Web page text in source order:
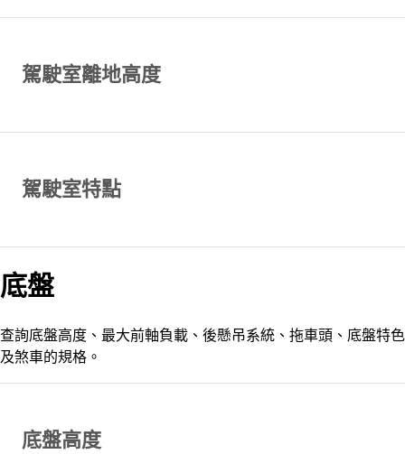
駕駛室離地高度
駕駛室特點
底盤
查詢底盤高度、最大前軸負載、後懸吊系統、拖車頭、底盤特色
及煞車的規格。
底盤高度